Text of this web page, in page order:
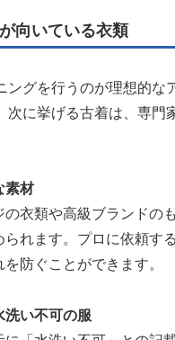
向いている衣類
ングを行うのが理想的な
次に挙げる古着は、専門
素材
の衣類や高級ブランドの
られます。プロに依頼す
防ぐことができます。
洗い不可の服